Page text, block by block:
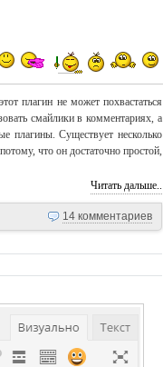
плагин не может похвастаться
смайлики в комментариях, а
плагины. Существует несколько
что он достаточно простой,
Читать дальше..
14 комментариев